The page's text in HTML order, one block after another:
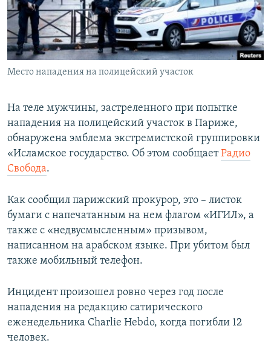
ПОБЕДИТЕЛЕЙ НЕ СУДЯТ?
КРЫМ.НЕПОКОРЕННЫЙ
ELIFBE
УКРАИНСКАЯ ПРОБЛЕМА КРЫМА
ПРИСОЕДИНЯЙТЕСЬ!
Место нападения на полицейский участок
На теле мужчины, застреленного при попытке
нападения на полицейский участок в Париже,
обнаружена эмблема экстремистской группировки
«Исламское государство. Об этом сообщаетРадио
Свобода.
Как сообщил парижский прокурор, это – листок
бумаги с напечатанным на нем флагом «ИГИЛ», а
также с «недвусмысленным» призывом,
написанном на арабском языке. При убитом был
также мобильный телефон.
Инцидент произошел ровно через год после
нападения на редакцию сатирического
еженедельника Charlie Hebdo, когда погибли 12
человек.